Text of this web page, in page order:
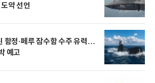
약 선언
함정·페루 잠수함 수주 유력…
예고